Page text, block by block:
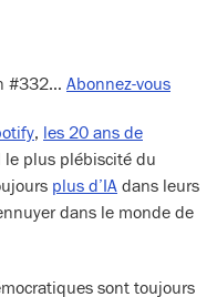
#332… Abonnez-vous
, les 20 ans de
le plus plébiscité du
plus d’IA dans leurs
dans le monde de
sont toujours